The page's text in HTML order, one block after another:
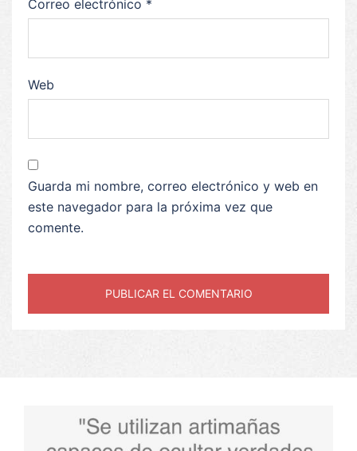
Correo electrónico *
Web
Guarda mi nombre, correo electrónico y web en
este navegador para la próxima vez que
comente.